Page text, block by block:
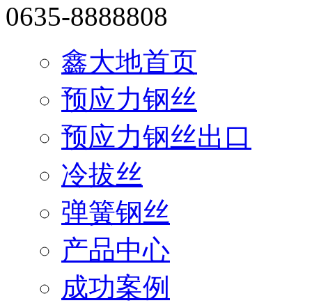
0635-8888808
鑫大地首页
预应力钢丝
预应力钢丝出口
冷拔丝
弹簧钢丝
产品中心
成功案例